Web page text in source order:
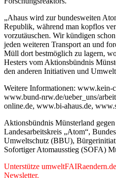
„Ahaus wird zur bundesweiten
Republik, während man kopflos
vorzutäuschen. Wir kündigen
jeden weiteren Transport an und
Müll dort bestmöglich zu lagern,
Hesters vom Aktionsbündnis
den anderen Initiativen und
Weitere Informationen: www.kein-
www.bund-nrw.de/ueber_uns/
online.de, www.bi-ahaus.de,
Aktionsbündnis Münsterland
Landesarbeitskreis „Atom“,
Umweltschutz (BBU),
Sofortiger Atomausstieg (SOFA)
Unterstütze
Newsletter.